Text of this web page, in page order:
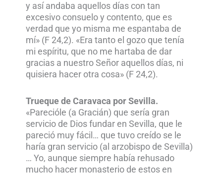
y así andaba aquellos días con tan
excesivo consuelo y contento, que es
verdad que yo misma me espantaba de
mí» (F 24,2). «Era tanto el gozo que tenía
mi espíritu, que no me hartaba de dar
gracias a nuestro Señor aquellos días, ni
quisiera hacer otra cosa» (F 24,2).
Trueque de Caravaca por Sevilla.
«Parecióle (a Gracián) que sería gran
servicio de Dios fundar en Sevilla, que le
pareció muy fácil… que tuvo creído se le
haría gran servicio (al arzobispo de Sevilla)
… Yo, aunque siempre había rehusado
mucho hacer monasterio de estos en